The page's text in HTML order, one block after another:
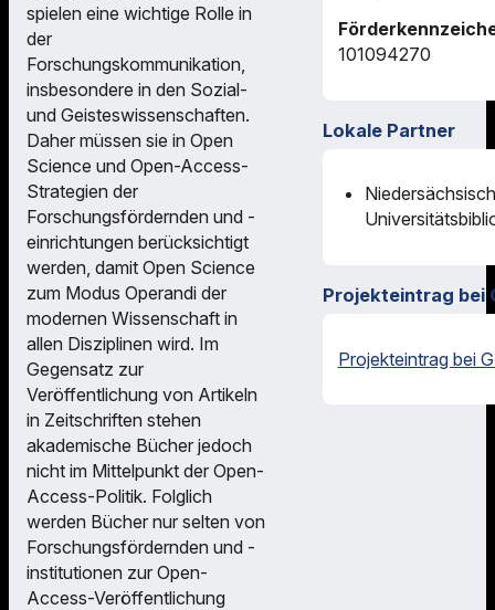
spielen eine wichtige Rolle in
der
Forschungskommunikation,
insbesondere in den Sozial-
und Geisteswissenschaften.
Daher müssen sie in Open
Science und Open-Access-
Strategien der
Forschungsfördernden und -
einrichtungen berücksichtigt
werden, damit Open Science
zum Modus Operandi der
modernen Wissenschaft in
allen Disziplinen wird. Im
Gegensatz zur
Veröffentlichung von Artikeln
in Zeitschriften stehen
akademische Bücher jedoch
nicht im Mittelpunkt der Open-
Access-Politik. Folglich
werden Bücher nur selten von
Forschungsfördernden und -
institutionen zur Open-
Access-Veröffentlichung
101094270
Lokale Partner
Projekteintrag bei
Projekteintrag bei